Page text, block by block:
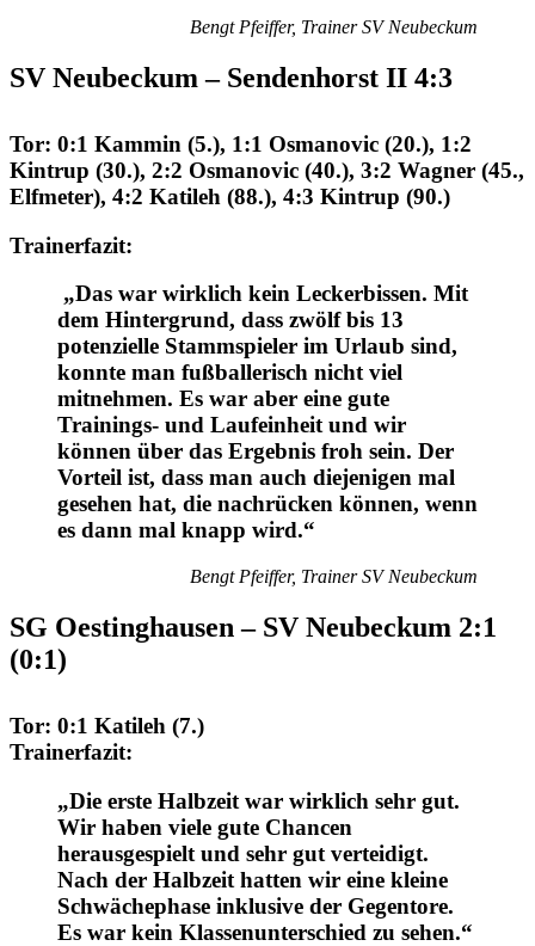
Bengt Pfeiffer, Trainer SV Neubeckum
SV Neubeckum – Sendenhorst II 4:3
Tor: 0:1 Kammin (5.), 1:1 Osmanovic (20.), 1:2
Kintrup (30.), 2:2 Osmanovic (40.), 3:2 Wagner (45.,
Elfmeter), 4:2 Katileh (88.), 4:3 Kintrup (90.)
Trainerfazit:
„Das war wirklich kein Leckerbissen. Mit
dem Hintergrund, dass zwölf bis 13
potenzielle Stammspieler im Urlaub sind,
konnte man fußballerisch nicht viel
mitnehmen. Es war aber eine gute
Trainings- und Laufeinheit und wir
können über das Ergebnis froh sein. Der
Vorteil ist, dass man auch diejenigen mal
gesehen hat, die nachrücken können, wenn
es dann mal knapp wird.“
Bengt Pfeiffer, Trainer SV Neubeckum
SG Oestinghausen – SV Neubeckum 2:1
(0:1)
Tor: 0:1 Katileh (7.)
Trainerfazit:
„Die erste Halbzeit war wirklich sehr gut.
Wir haben viele gute Chancen
herausgespielt und sehr gut verteidigt.
Nach der Halbzeit hatten wir eine kleine
Schwächephase inklusive der Gegentore.
Es war kein Klassenunterschied zu sehen.“